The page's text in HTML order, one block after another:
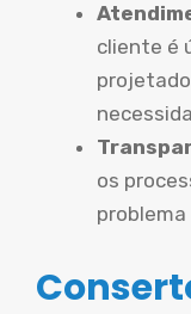
cliente é
os